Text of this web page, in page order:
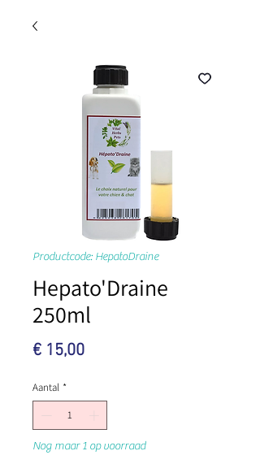
Productcode: HepatoDraine
Hepato'Draine
250ml
€ 15,00Prijs
Aantal *
Nog maar 1 op voorraad